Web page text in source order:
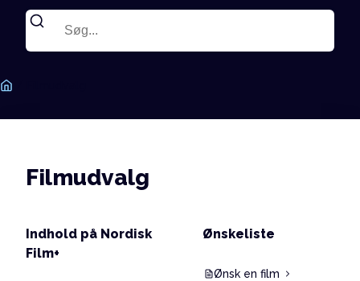
Filmudvalg
Indhold på Nordisk
Film+
Ønskeliste
Ønsk en film